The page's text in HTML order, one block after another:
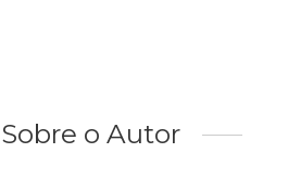
Sobre o Autor